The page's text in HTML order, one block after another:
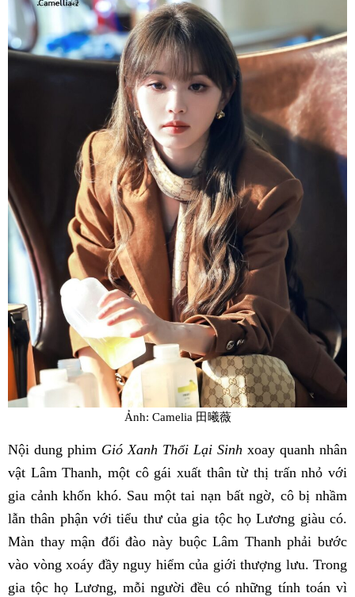
Ảnh: Camelia 田曦薇
Nội dung phim Gió Xanh Thổi Lại Sinh xoay quanh nhân
vật Lâm Thanh, một cô gái xuất thân từ thị trấn nhỏ với
gia cảnh khốn khó. Sau một tai nạn bất ngờ, cô bị nhầm
lẫn thân phận với tiểu thư của gia tộc họ Lương giàu có.
Màn thay mận đổi đào này buộc Lâm Thanh phải bước
vào vòng xoáy đầy nguy hiểm của giới thượng lưu. Trong
gia tộc họ Lương, mỗi người đều có những tính toán vì